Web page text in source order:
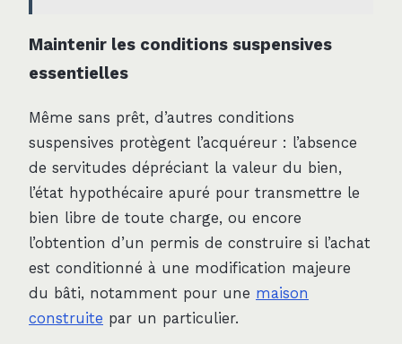
Maintenir les conditions suspensives
essentielles
Même sans prêt, d’autres conditions
suspensives protègent l’acquéreur : l’absence
de servitudes dépréciant la valeur du bien,
l’état hypothécaire apuré pour transmettre le
bien libre de toute charge, ou encore
l’obtention d’un permis de construire si l’achat
est conditionné à une modification majeure
du bâti, notamment pour une maison
construite par un particulier.